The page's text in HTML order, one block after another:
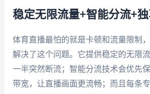
稳定无限流量+智能分流+
体育直播最怕的就是卡顿和流量限制，
解决了这个问题。它提供稳定的无限
一半突然断流；智能分流技术会优先
带宽，让直播画面更流畅；而且每条